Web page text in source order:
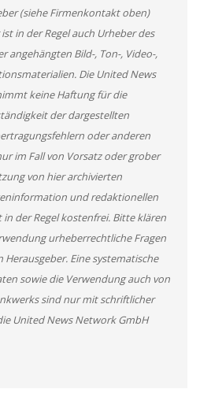
(siehe Firmenkontakt oben)
in der Regel auch Urheber des
angehängten Bild-, Ton-, Video-,
Die United News
keine Haftung für die
der dargestellten
oder anderen
im Fall von Vorsatz oder grober
von hier archivierten
und redaktionellen
der Regel kostenfrei. Bitte klären
urheberrechtliche Fragen
Eine systematische
sowie die Verwendung auch von
sind nur mit schriftlicher
United News Network GmbH